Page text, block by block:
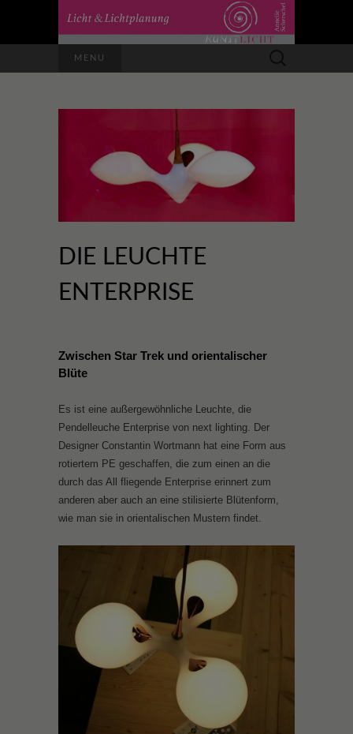
MENU
nach:
DIE LEUCHTE
ENTERPRISE
Zwischen Star Trek und orientalischer
Blüte
Es ist eine außergewöhnliche Leuchte, die
Pendelleuche Enterprise von next lighting. Der
Designer Constantin Wortmann hat eine Form aus
rotiertem PE geschaffen, die zum einen an die
durch das All fliegende Enterprise erinnert zum
anderen aber auch an eine stilisierte Blütenform,
wie man sie in orientalischen Mustern findet.